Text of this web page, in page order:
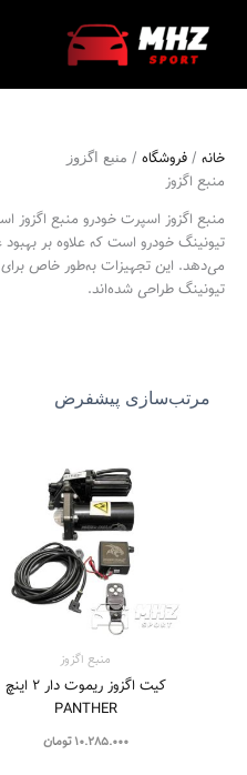
خانه / فروشگاه / منبع اگزوز
منبع اگزوز
منبع اگزوز اسپرت خودرو منبع
تیونینگ خودرو است که علاوه بر بهبود
می‌دهد. این تجهیزات به‌طور خاص
تیونینگ طراحی شده‌اند.
منبع اگزوز
کیت اگزوز ریموت دار ۲ اینچ
PANTHER
10.285.000 تومان